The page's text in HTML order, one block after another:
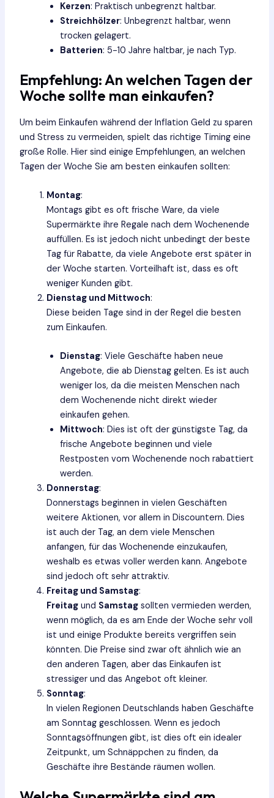
Kerzen: Praktisch unbegrenzt haltbar.
Streichhölzer: Unbegrenzt haltbar, wenn
trocken gelagert.
Batterien: 5-10 Jahre haltbar, je nach Typ.
Empfehlung: An welchen Tagen der
Woche sollte man einkaufen?
Um beim Einkaufen während der Inflation Geld zu sparen
und Stress zu vermeiden, spielt das richtige Timing eine
große Rolle. Hier sind einige Empfehlungen, an welchen
Tagen der Woche Sie am besten einkaufen sollten:
Montag:
Montags gibt es oft frische Ware, da viele
Supermärkte ihre Regale nach dem Wochenende
auffüllen. Es ist jedoch nicht unbedingt der beste
Tag für Rabatte, da viele Angebote erst später in
der Woche starten. Vorteilhaft ist, dass es oft
weniger Kunden gibt.
Dienstag und Mittwoch:
Diese beiden Tage sind in der Regel die besten
zum Einkaufen.
Dienstag: Viele Geschäfte haben neue
Angebote, die ab Dienstag gelten. Es ist auch
weniger los, da die meisten Menschen nach
dem Wochenende nicht direkt wieder
einkaufen gehen.
Mittwoch: Dies ist oft der günstigste Tag, da
frische Angebote beginnen und viele
Restposten vom Wochenende noch rabattiert
werden.
Donnerstag:
Donnerstags beginnen in vielen Geschäften
weitere Aktionen, vor allem in Discountern. Dies
ist auch der Tag, an dem viele Menschen
anfangen, für das Wochenende einzukaufen,
weshalb es etwas voller werden kann. Angebote
sind jedoch oft sehr attraktiv.
Freitag und Samstag:
Freitagund Samstagsollten vermieden werden,
wenn möglich, da es am Ende der Woche sehr voll
ist und einige Produkte bereits vergriffen sein
könnten. Die Preise sind zwar oft ähnlich wie an
den anderen Tagen, aber das Einkaufen ist
stressiger und das Angebot oft kleiner.
Sonntag:
In vielen Regionen Deutschlands haben Geschäfte
am Sonntag geschlossen. Wenn es jedoch
Sonntagsöffnungen gibt, ist dies oft ein idealer
Zeitpunkt, um Schnäppchen zu finden, da
Geschäfte ihre Bestände räumen wollen.